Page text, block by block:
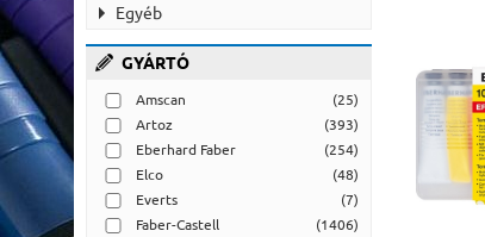
Egyéb
GYÁRTÓ
Amscan
(25)
Artoz
(393)
Eberhard Faber
(254)
Elco
(48)
Everts
(7)
Faber-Castell
(1406)